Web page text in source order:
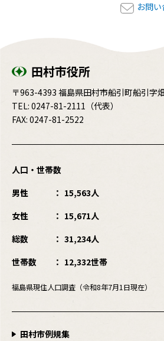
お問
田村市役所
〒963-4393 福島県田村市船引町船引字
TEL: 0247-81-2111 （代表）
FAX: 0247-81-2522
人口・世帯数
男性
15,563人
女性
15,671人
総数
31,234人
世帯数
12,332世帯
福島県現住人口調査（令和8年7月1日現在）
田村市例規集